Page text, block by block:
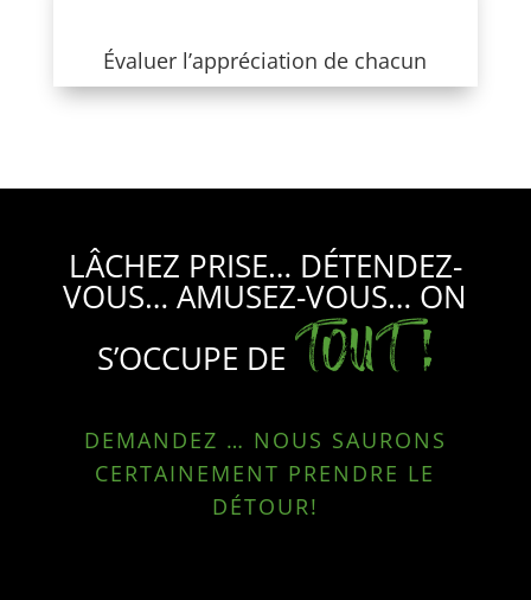
Évaluer l’appréciation de chacun
LÂCHEZ PRISE… DÉTENDEZ-
VOUS… AMUSEZ-VOUS… ON
S’OCCUPE DE TOUT !
DEMANDEZ … NOUS SAURONS
CERTAINEMENT PRENDRE LE
DÉTOUR!